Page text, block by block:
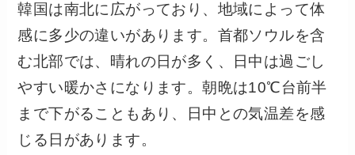
韓国は南北に広がっており、地域によって体
感に多少の違いがあります。首都ソウルを含
む北部では、晴れの日が多く、日中は過ごし
やすい暖かさになります。朝晩は10℃台前半
まで下がることもあり、日中との気温差を感
じる日があります。